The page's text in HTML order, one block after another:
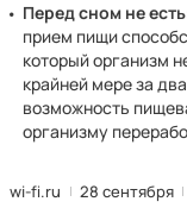
Перед сном не
прием пищи
который организм
крайней мере за
возможность
организму
wi-fi.ru 28 сентября